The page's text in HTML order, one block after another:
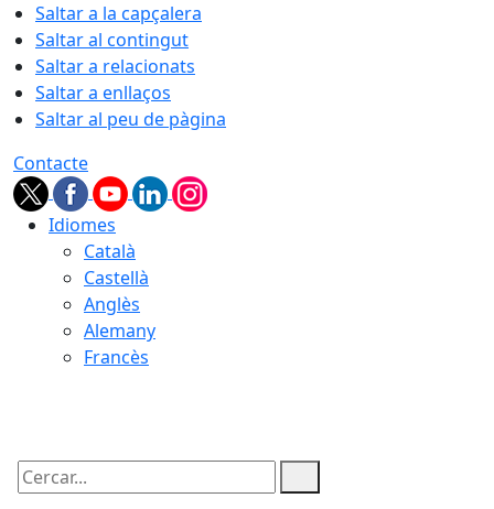
Saltar a la capçalera
Saltar al contingut
Saltar a relacionats
Saltar a enllaços
Saltar al peu de pàgina
Contacte
Idiomes
Català
Castellà
Anglès
Alemany
Francès
Cercar: